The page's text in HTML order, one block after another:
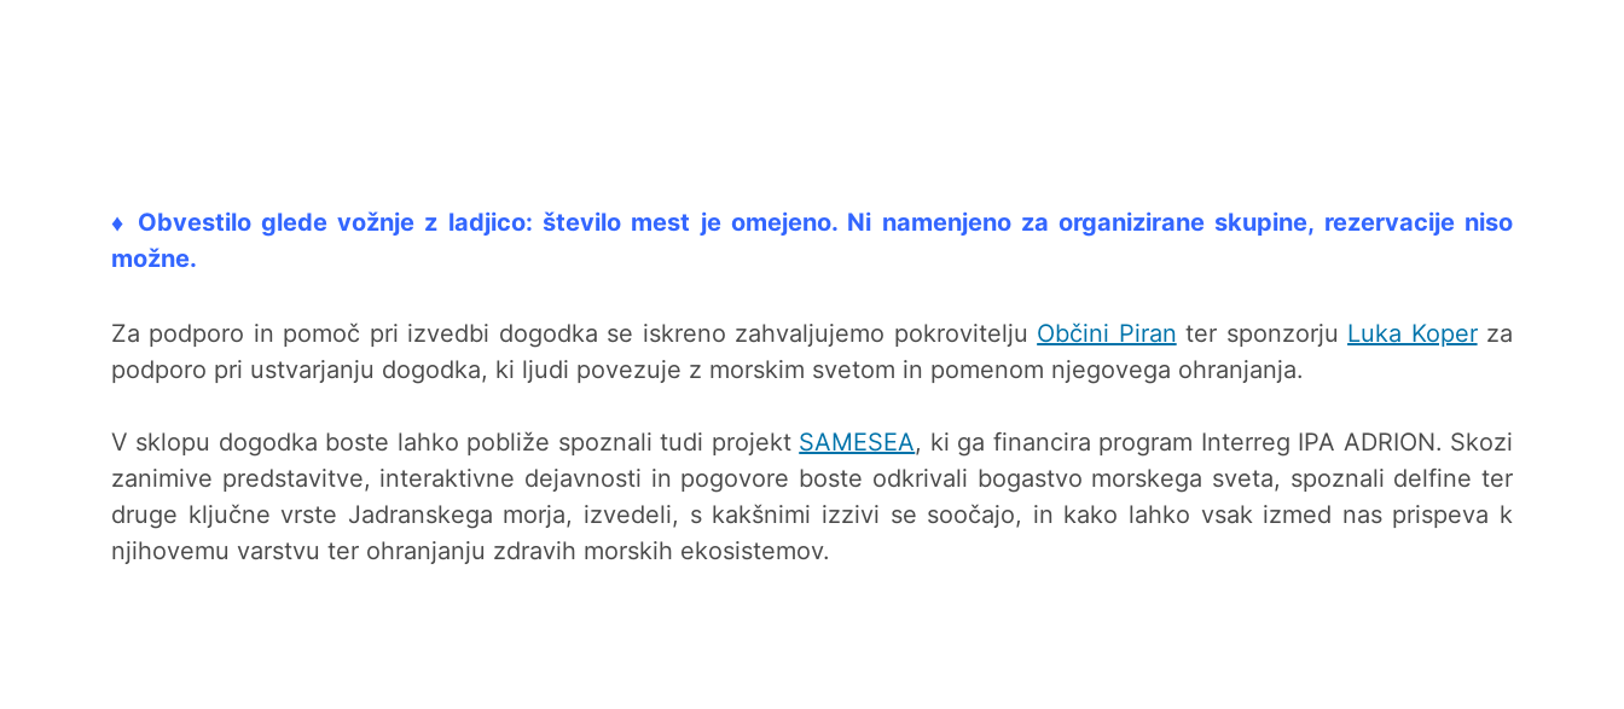
♦ Obvestilo glede vožnje z ladjico: število mest je omejeno. Ni namenjeno za organizirane skupine, rezervacije niso
možne.
Za podporo in pomoč pri izvedbi dogodka se iskreno zahvaljujemo pokrovitelju Občini Piran ter sponzorju Luka Koperza
podporo pri ustvarjanju dogodka, ki ljudi povezuje z morskim svetom in pomenom njegovega ohranjanja.
V sklopu dogodka boste lahko pobliže spoznali tudi projekt SAMESEA, ki ga financira program Interreg IPA ADRION. Skozi
zanimive predstavitve, interaktivne dejavnosti in pogovore boste odkrivali bogastvo morskega sveta, spoznali delfine ter
druge ključne vrste Jadranskega morja, izvedeli, s kakšnimi izzivi se soočajo, in kako lahko vsak izmed nas prispeva k
njihovemu varstvu ter ohranjanju zdravih morskih ekosistemov.